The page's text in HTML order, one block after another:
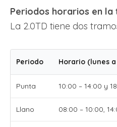
Periodos horarios en la
La 2.0TD tiene dos
Periodo Horario (lunes
Punta 10:00 – 14:00 y
Llano 08:00 – 10:00,